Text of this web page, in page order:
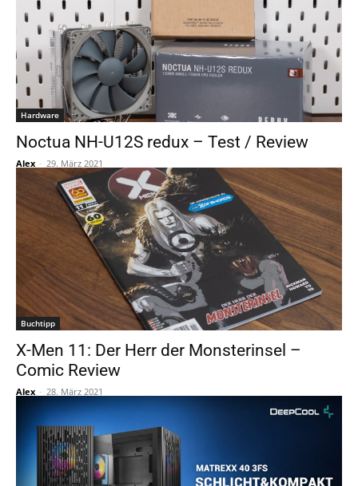
Hardware
Noctua NH-U12S redux – Test / Review
Alex - 29. März 2021
Buchtipp
X-Men 11: Der Herr der Monsterinsel –
Comic Review
Alex - 28. März 2021